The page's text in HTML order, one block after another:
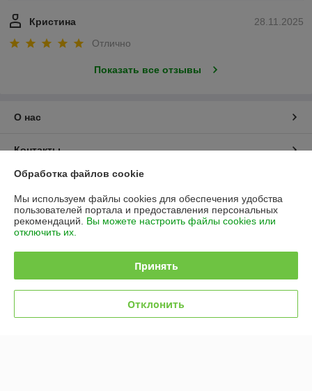
28.11.2025
Кристина
Отлично
Показать все отзывы
О нас
Контакты
Доставка и оплата
График работы
Политика обработки cookies
Обработка файлов cookie
Мы используем файлы cookies для обеспечения удобства
пользователей портала и предоставления персональных
рекомендаций. Вы можете настроить файлы cookies или
отключить их.
Принять
Отклонить